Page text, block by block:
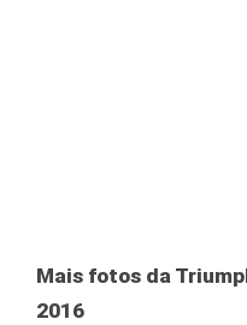
Mais fotos da
2016